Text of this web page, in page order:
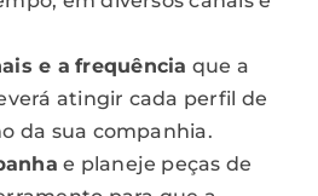
e a frequência que a
atingir cada perfil de
da sua companhia.
e planeje peças de